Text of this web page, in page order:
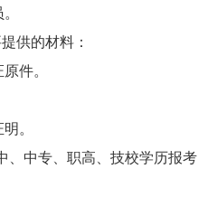
供的材料：
件。
。
、中专、职高、技校学历报考